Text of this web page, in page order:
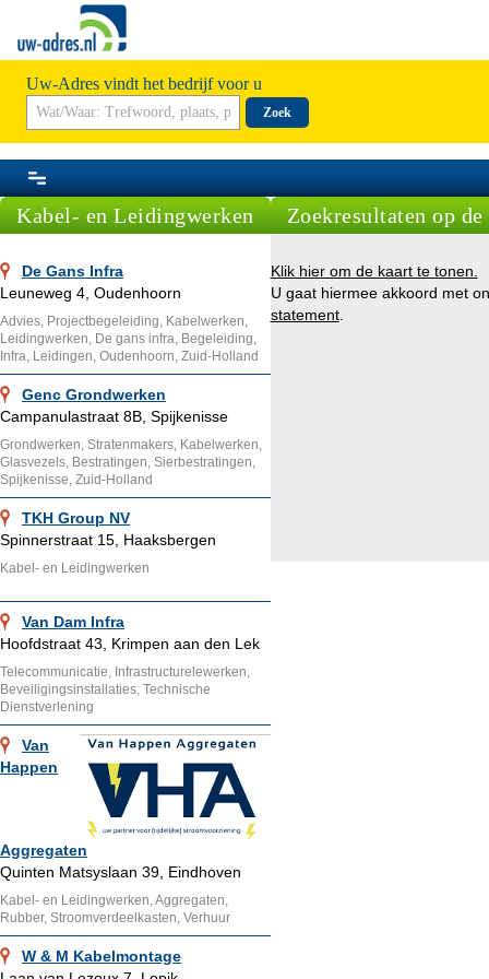
Uw-Adres vindt het bedrijf voor u
Zoek
Kabel- en Leidingwerken
De Gans Infra
Leuneweg 4, Oudenhoorn
Advies, Projectbegeleiding, Kabelwerken,
Leidingwerken, De gans infra, Begeleiding,
Infra, Leidingen, Oudenhoorn, Zuid-Holland
Genc Grondwerken
Campanulastraat 8B, Spijkenisse
Grondwerken, Stratenmakers, Kabelwerken,
Glasvezels, Bestratingen, Sierbestratingen,
Spijkenisse, Zuid-Holland
TKH Group NV
Spinnerstraat 15, Haaksbergen
Kabel- en Leidingwerken
Van Dam Infra
Hoofdstraat 43, Krimpen aan den Lek
Telecommunicatie, Infrastructurelewerken,
Beveiligingsinstallaties, Technische
Dienstverlening
Van
Happen
Aggregaten
Quinten Matsyslaan 39, Eindhoven
Kabel- en Leidingwerken, Aggregaten,
Rubber, Stroomverdeelkasten, Verhuur
W & M Kabelmontage
Zoekresultaten op
Klik hier om de kaart te tonen.
U gaat hiermee akkoord met
statement.